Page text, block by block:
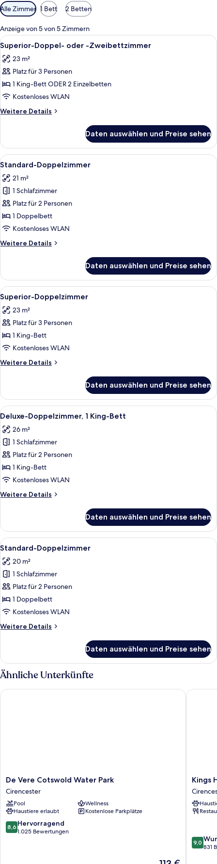
Verfügbare
Filter
für
Zimmer
Alle Zimmer 1 Bett 2 Betten
Anzeige von 5 von 5 Zimmern
Alle
Fotos
für
Superior-
Doppel-
oder
-
Zweibettzimmer
Ein ordentlich bezogenes Bett mit
8
Superior-Doppel- oder -Zweibettzimmer
23 m²
Platz für 3 Personen
1 King-Bett ODER 2 Einzelbetten
Kostenloses WLAN
Weitere Details
Weitere
Doppel-
oder
-
Zweibettzimmer
Daten auswählen und Preise sehen
Alle
Fotos
für
Standard-
Doppelzimmer
anzeigen
Ein Schlafzimmer mit einem großen
4
Standard-Doppelzimmer
21 m²
1 Schlafzimmer
Platz für 2 Personen
1 Doppelbett
Kostenloses WLAN
Weitere Details
Weitere
Doppelzimmer
Daten auswählen und Preise sehen
Alle
Fotos
für
Superior-
Doppelzimmer
anzeigen
Ein ordentlich eingerichtetes
5
Superior-Doppelzimmer
23 m²
Platz für 3 Personen
1 King-Bett
Kostenloses WLAN
Weitere Details
Weitere
Doppelzimmer
Daten auswählen und Preise sehen
Alle
Fotos
für
Deluxe-
Doppelzimmer,
1 King-
Bett
Ein Schlafzimmer mit einem großen
10
Deluxe-Doppelzimmer, 1 King-Bett
26 m²
1 Schlafzimmer
Platz für 2 Personen
1 King-Bett
Kostenloses WLAN
Weitere Details
Weitere
Doppelzimmer,
1 King-
Bett
Daten auswählen und Preise sehen
Alle
Fotos
für
Standard-
Doppelzimmer
anzeigen
Ein Hotelzimmer mit einem großen
4
Standard-Doppelzimmer
20 m²
1 Schlafzimmer
Platz für 2 Personen
1 Doppelbett
Kostenloses WLAN
Weitere Details
Weitere
Doppelzimmer
Daten auswählen und Preise sehen
Ähnliche Unterkünfte
De
Vere
Cotswold
Water
Park
Cirencester
De Vere Cotswold Water Park
Cirencester
Pool
Wellness
Haustiere erlaubt
Kostenlose Parkplätze
8.6
von
8,6 Hervorragend
1.025 Bewertungen
Der
De Vere Cotswold Water Park
Kings
Head
Kings
9.0
von
9,0
831
Kings